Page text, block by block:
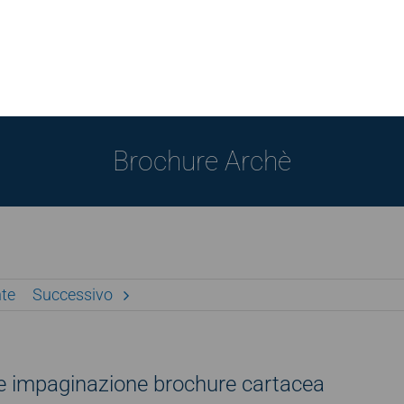
Brochure Archè
Successivo
impaginazione brochure cartacea